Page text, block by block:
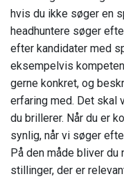
hvis du ikke søger en
headhuntere søger
efter kandidater med
eksempelvis
gerne konkret, og
erfaring med. Det skal
du brillerer. Når du er
synlig, når vi søger
På den måde bliver
stillinger, der er